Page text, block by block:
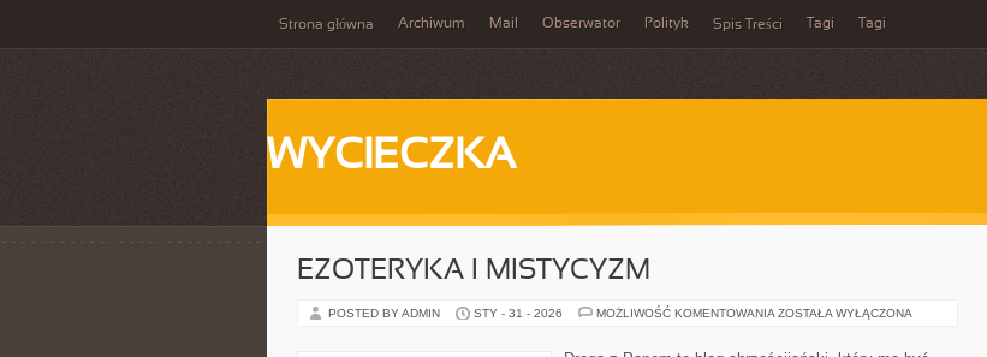
Strona główna Archiwum Mail Obserwator Polityk Spis Treści Tagi Tagi
WYCIECZKA
EZOTERYKA I MISTYCYZM
POSTED BY ADMIN STY - 31 - 2026 MOŻLIWOŚĆ KOMENTOWANIA EZOTERYKA
ZOSTAŁA WYŁĄCZONA